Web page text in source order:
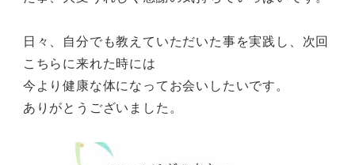
日々、自分でも教えていただいた事を実践し、次回
こちらに来れた時には
今より健康な体になってお会いしたいです。
ありがとうございました。